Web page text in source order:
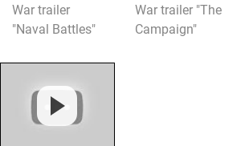
War trailer
"Naval Battles"
War trailer "The
Campaign"